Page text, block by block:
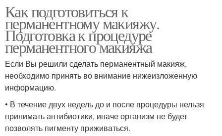
Как подготовиться к
перманентному макияжу.
Подготовка к процедуре
перманентного макияжа
Если Вы решили сделать перманентный макияж,
необходимо принять во внимание нижеизложенную
информацию.
• В течение двух недель до и после процедуры нельзя
принимать антибиотики, иначе организм не будет
позволять пигменту приживаться.